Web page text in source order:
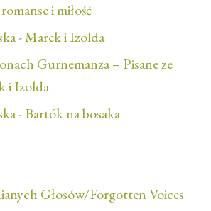
i miłość
-Marek i Izolda
Gurnemanza – Pisane ze
i Izolda
-Bartók na bosaka
Głosów/Forgotten Voices